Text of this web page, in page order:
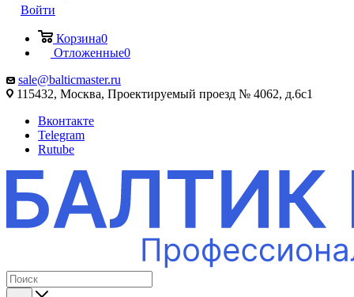
Войти
Корзина0
Отложенные0
sale@balticmaster.ru
115432, Москва, Проектируемый проезд № 4062, д.6с1
Вконтакте
Telegram
Rutube